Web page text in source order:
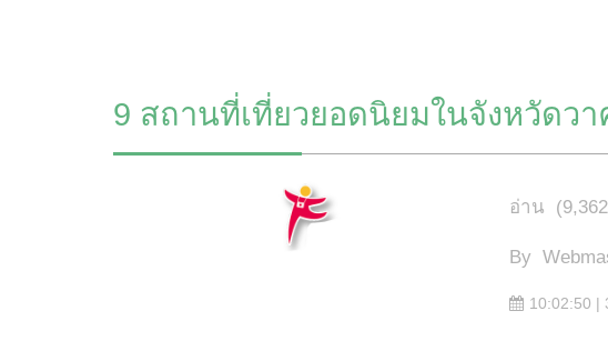
9 สถานที่เที่ยวยอดนิยมในจังหวัดว
อ่าน
By
10:02:50 |